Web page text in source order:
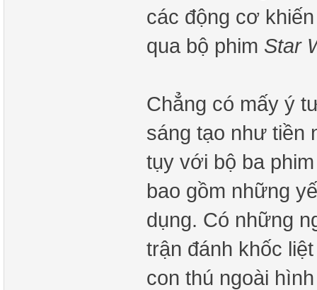
các động cơ
qua bộ phim Star
Chẳng có mấy ý
sáng tạo như tiền
tụy với bộ ba
bao gồm những
dụng. Có những
trận đánh khốc
con thú ngoài